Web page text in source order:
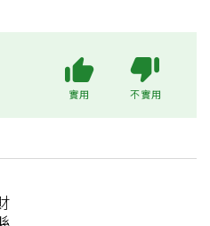
實用 不實用